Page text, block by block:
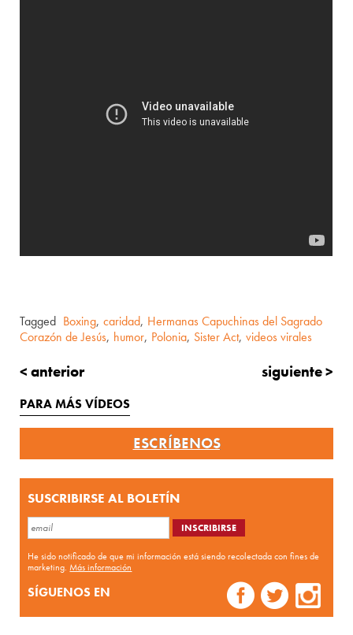
Tagged Boxing, caridad, Hermanas Capuchinas del Sagrado
Corazón de Jesús, humor, Polonia, Sister Act, videos virales
< anterior siguiente >
PARA MÁS VÍDEOS
ESCRÍBENOS
SUSCRIBIRSE AL BOLETÍN
He sido notificado de que mi información está siendo recolectada con fines de
marketing.Más información
SÍGUENOS EN